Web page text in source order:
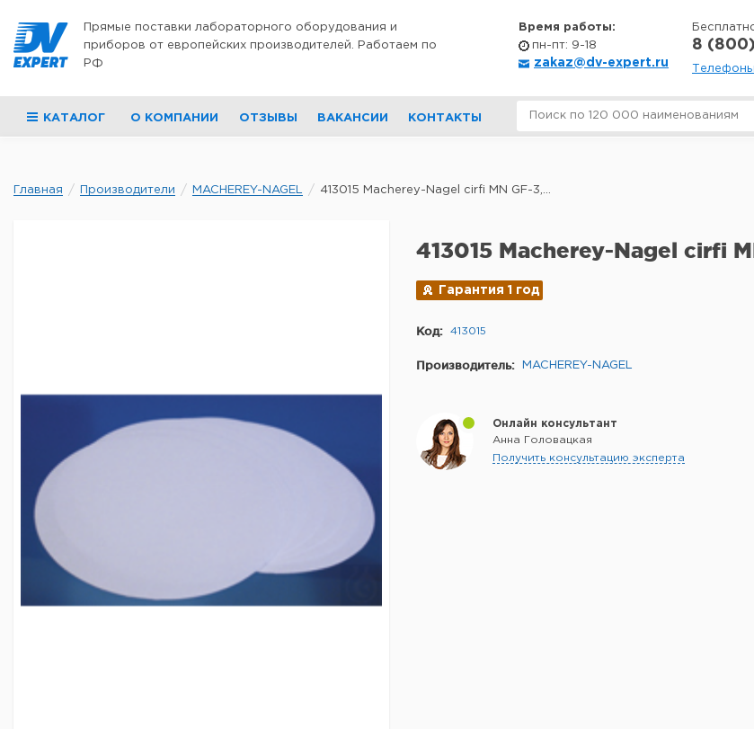
Прямые поставки лабораторного оборудования и
приборов от европейских производителей. Работаем по
РФ
Время работы:
пн-пт: 9-18
zakaz@dv-expert.ru
8
КАТАЛОГ О КОМПАНИИ ОТЗЫВЫ ВАКАНСИИ КОНТАКТЫ
Главная Производители MACHEREY-NAGEL 413015 Macherey-Nagel cirfi MN GF-3,...
413015 Macherey-Nagel cirfi
Гарантия 1 год
Код: 413015
Производитель: MACHEREY-NAGEL
Онлайн консультант
Анна Головацкая
Получить консультацию эксперта